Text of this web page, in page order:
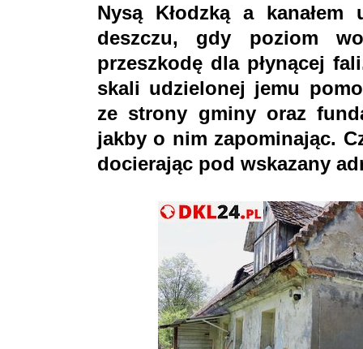
Nysą Kłodzką a
deszczu, gdy poziom
przeszkodę dla płynącej
skali udzielonej jemu
ze strony gminy oraz
jakby o nim zapominając.
docierając pod wskazany